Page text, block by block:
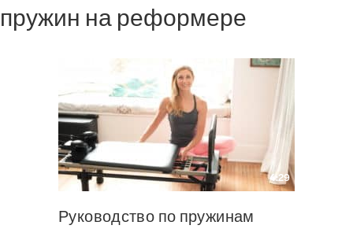
пружин на реформере
4:29
Руководство по пружинам